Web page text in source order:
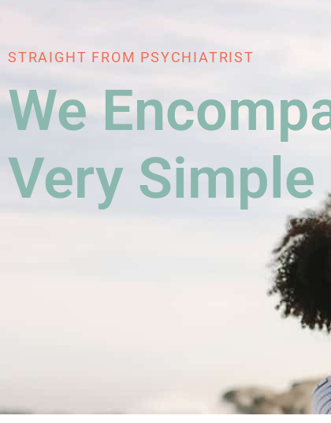
STRAIGHT FROM PSYCHIATRIST
We
Very Simple